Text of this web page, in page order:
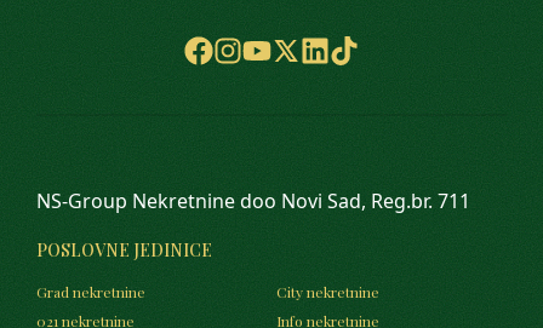
NS-Group Nekretnine doo Novi Sad, Reg.br. 711
POSLOVNE JEDINICE
Grad nekretnine
City nekretnine
021 nekretnine
Info nekretnine